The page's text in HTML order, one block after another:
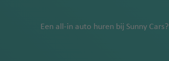
Een all-in auto huren bij Sunny Cars?